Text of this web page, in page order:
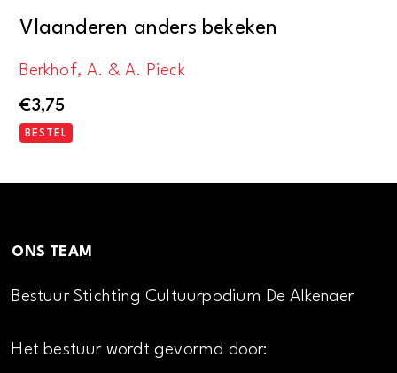
Vlaanderen anders bekeken
Berkhof, A. & A. Pieck
€3,75
BESTEL
ONS TEAM
Bestuur Stichting Cultuurpodium De Alkenaer
Het bestuur wordt gevormd door: